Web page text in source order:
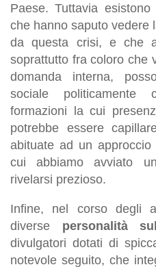
Paese. Tuttavia
che hanno saputo vedere
da questa crisi, e che
soprattutto fra coloro che
domanda interna,
sociale
formazioni la cui
potrebbe essere
abituate ad un
cui abbiamo avviato
rivelarsi prezioso.
Infine, nel corso degli
diverse personalità
divulgatori dotati di
notevole seguito, che